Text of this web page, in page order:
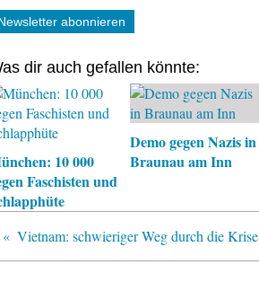
abonnieren
dir auch gefallen könnte:
10 000
Faschisten und
Demo gegen Nazis in
Braunau am Inn
Vietnam: schwieriger Weg durch die Krise